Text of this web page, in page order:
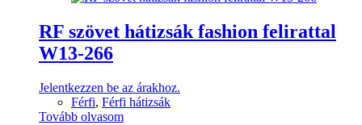
RF szövet hátizsák fashion felirattal
W13-266
Jelentkezzen be az árakhoz.
Férfi, Férfi hátizsák
Tovább olvasom